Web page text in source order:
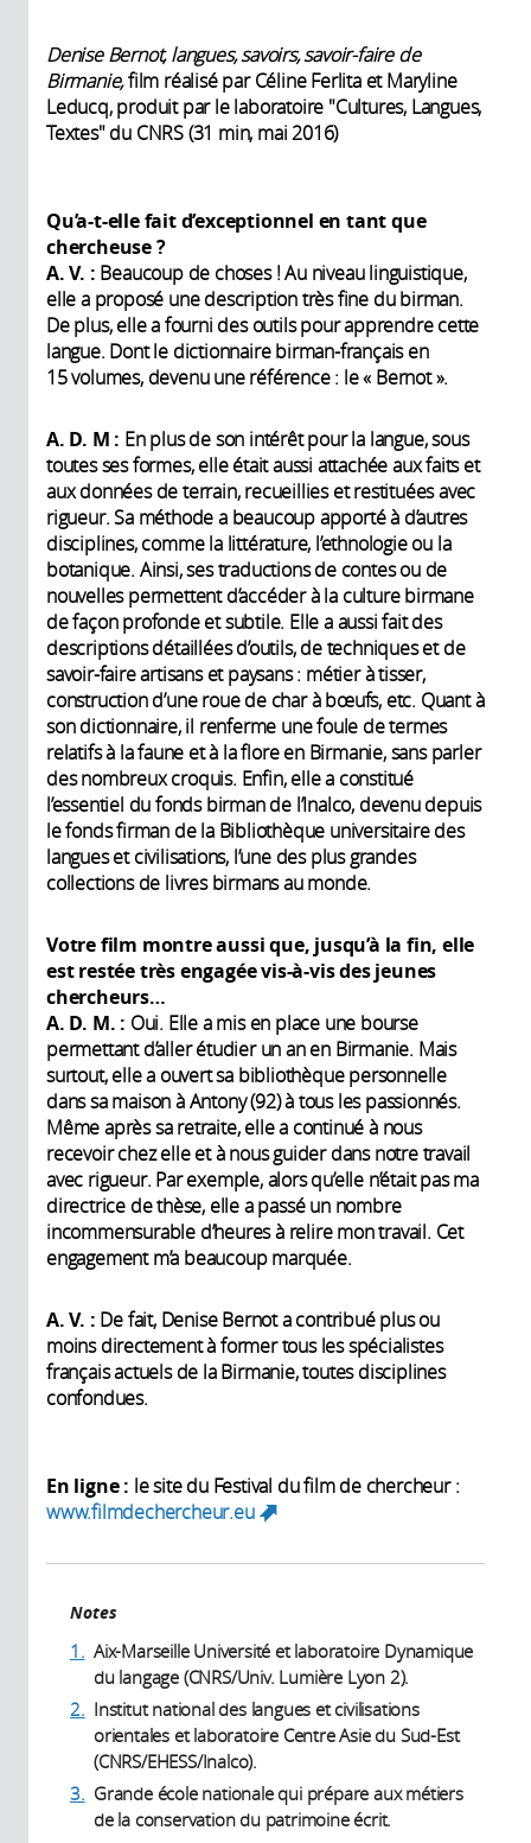
Denise Bernot, langues, savoirs, savoir-faire de
Birmanie,film réalisé par Céline Ferlita et Maryline
Leducq, produit par le laboratoire "Cultures, Langues,
Textes" du CNRS (31 min, mai 2016)
Qu’a-t-elle fait d’exceptionnel en tant que
chercheuse?
A. V. : Beaucoup de choses ! Au niveau linguistique,
elle a proposé une description très fine du birman.
De plus, elle a fourni des outils pour apprendre cette
langue. Dont le dictionnaire birman-français en
15 volumes, devenu une référence : le « Bernot ».
A. D. M : En plus de son intérêt pour la langue, sous
toutes ses formes, elle était aussi attachée aux faits et
aux données de terrain, recueillies et restituées avec
rigueur. Sa méthode a beaucoup apporté à d’autres
disciplines, comme la littérature, l’ethnologie ou la
botanique. Ainsi, ses traductions de contes ou de
nouvelles permettent d’accéder à la culture birmane
de façon profonde et subtile. Elle a aussi fait des
descriptions détaillées d’outils, de techniques et de
savoir-faire artisans et paysans : métier à tisser,
construction d’une roue de char à bœufs, etc. Quant à
son dictionnaire, il renferme une foule de termes
relatifs à la faune et à la flore en Birmanie, sans parler
des nombreux croquis. Enfin, elle a constitué
l’essentiel du fonds birman de l’Inalco, devenu depuis
le fonds firman de la Bibliothèque universitaire des
langues et civilisations, l’une des plus grandes
collections de livres birmans au monde.
Votre film montre aussi que, jusqu’à la fin, elle
est restée très engagée vis-à-vis des jeunes
chercheurs…
A. D. M. : Oui. Elle a mis en place une bourse
permettant d’aller étudier un an en Birmanie. Mais
surtout, elle a ouvert sa bibliothèque personnelle
dans sa maison à Antony (92) à tous les passionnés.
Même après sa retraite, elle a continué à nous
recevoir chez elle et à nous guider dans notre travail
avec rigueur. Par exemple, alors qu’elle n’était pas ma
directrice de thèse, elle a passé un nombre
incommensurable d’heures à relire mon travail. Cet
engagement m’a beaucoup marquée.
A. V. : De fait, Denise Bernot a contribué plus ou
moins directement à former tous les spécialistes
français actuels de la Birmanie, toutes disciplines
confondues.
En ligne : le site du Festival du film de chercheur :
www.filmdechercheur.eu
(link is external)
Notes
1. Aix-Marseille Université et laboratoire Dynamique
du langage (CNRS/Univ. Lumière Lyon 2).
2. Institut national des langues et civilisations
orientales et laboratoire Centre Asie du Sud-Est
(CNRS/EHESS/Inalco).
3. Grande école nationale qui prépare aux métiers
de la conservation du patrimoine écrit.